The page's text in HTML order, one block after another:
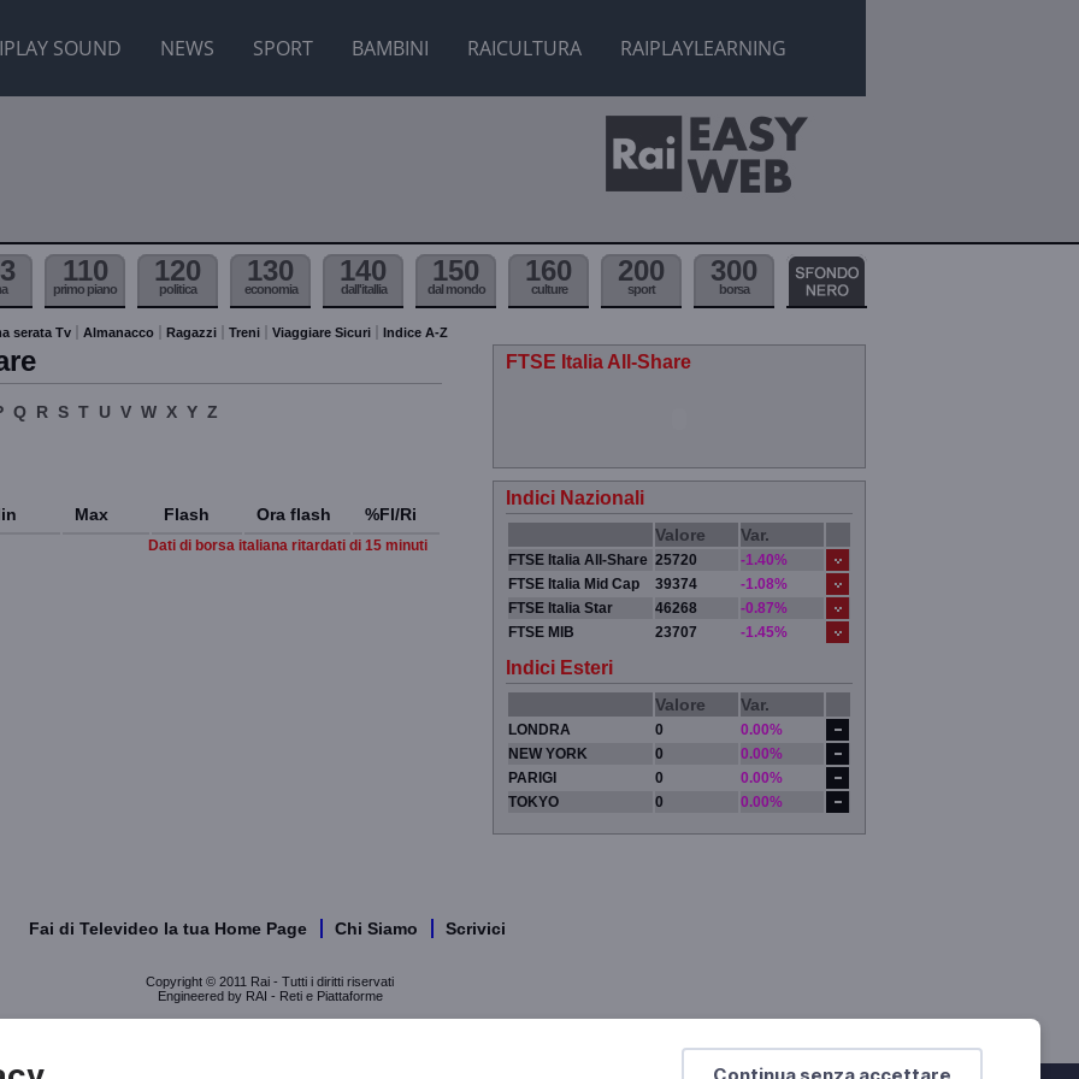
SOUND NEWS SPORT BAMBINI RAICULTURA RAIPLAYLEARNING
Continua senza accettare
110
primo piano
120
politica
130
economia
140
dall'itallia
150
dal mondo
160
culture
200
sport
300
borsa
serata Tv Almanacco Ragazzi Treni Viaggiare Sicuri Indice A-Z
Q R S T U V W X Y Z
Max Flash Ora flash %Fl/Ri
Dati di borsa italiana ritardati di 15 minuti
FTSE Italia All-Share
Indici Nazionali
Valore Var.
FTSE Italia All-Share 25720
-1.40%
FTSE Italia Mid Cap
39374
-1.08%
FTSE Italia Star
46268
-0.87%
FTSE MIB
23707 -1.45%
Indici Esteri
Valore Var.
LONDRA 0
0.00%
NEW YORK
0
0.00%
PARIGI
0
0.00%
TOKYO
0 0.00%
Fai di Televideo la tua Home Page Chi Siamo Scrivici
Copyright © 2011 Rai - Tutti i diritti riservati
Engineered by RAI - Reti e Piattaforme